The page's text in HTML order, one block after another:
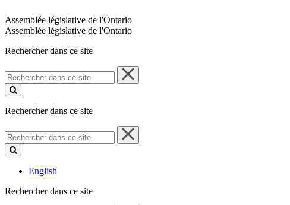
Assemblée législative de l'Ontario
Assemblée législative de l'Ontario
Rechercher dans ce site
Rechercher
dans
ce
Rechercher dans ce site
Rechercher
dans
ce
English
Rechercher dans ce site